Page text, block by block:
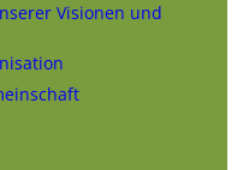
Visionen und